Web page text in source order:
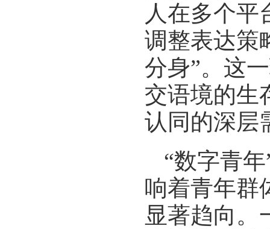
人在多个平
调整表达策
分身”。这
交语境的生
认同的深层
“数字青
响着青年群
显著趋向。